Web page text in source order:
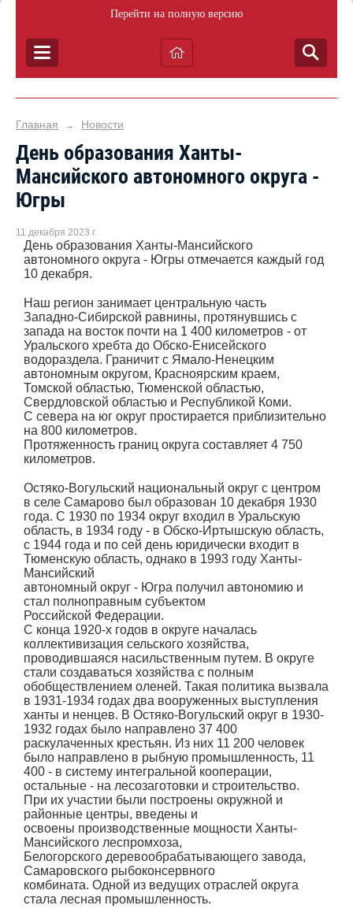
Перейти на полную версию
Главная → Новости
День образования Ханты-
Мансийского автономного округа -
Югры
11 декабря 2023 г.
День образования Ханты-Мансийского
автономного округа - Югры отмечается каждый год
10 декабря.
Наш регион занимает центральную часть
Западно-Сибирской равнины, протянувшись с
запада на восток почти на 1 400 километров - от
Уральского хребта до Обско-Енисейского
водораздела. Граничит с Ямало-Ненецким
автономным округом, Красноярским краем,
Томской областью, Тюменской областью,
Свердловской областью и Республикой Коми.
С севера на юг округ простирается приблизительно
на 800 километров.
Протяженность границ округа составляет 4 750
километров.
Остяко-Вогульский национальный округ с центром
в селе Самарово был образован 10 декабря 1930
года. С 1930 по 1934 округ входил в Уральскую
область, в 1934 году - в Обско-Иртышскую область,
с 1944 года и по сей день юридически входит в
Тюменскую область, однако в 1993 году Ханты-
Мансийский
автономный округ - Югра получил автономию и
стал полноправным субъектом
Российской Федерации.
С конца 1920-х годов в округе началась
коллективизация сельского хозяйства,
проводившаяся насильственным путем. В округе
стали создаваться хозяйства с полным
обобществлением оленей. Такая политика вызвала
в 1931-1934 годах два вооруженных выступления
ханты и ненцев. В Остяко-Вогульский округ в 1930-
1932 годах было направлено 37 400
раскулаченных крестьян. Из них 11 200 человек
было направлено в рыбную промышленность, 11
400 - в систему интегральной кооперации,
остальные - на лесозаготовки и строительство.
При их участии были построены окружной и
районные центры, введены и
освоены производственные мощности Ханты-
Мансийского леспромхоза,
Белогорского деревообрабатывающего завода,
Самаровского рыбоконсервного
комбината. Одной из ведущих отраслей округа
стала лесная промышленность.